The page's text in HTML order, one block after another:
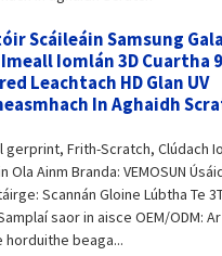
Scáileáin Samsung
Iomlán 3D Cuartha
Leachtach HD Glan UV
In Aghaidh
gerprint, Frith-Scratch, Clúdach
Ola Ainm Branda: VEMOSUN
Scannán Gloine Lúbtha Te
saor in aisce OEM/ODM:
horduithe beaga...